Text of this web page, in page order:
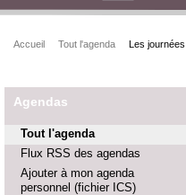
Accueil Tout l'agenda Les
Agendas
Tout l'agenda
Flux RSS des agendas
Ajouter à mon agenda
personnel (fichier ICS)